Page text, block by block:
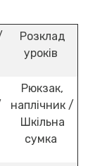
Розклад
уроків
Рюкзак,
наплічник /
Шкільна
сумка